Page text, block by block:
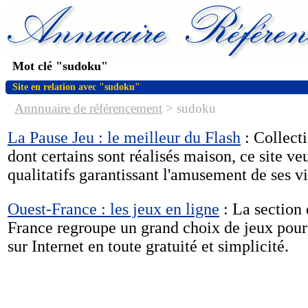
Mot clé "sudoku"
Site en relation avec "sudoku"
Annnuaire de référencement > sudoku
La Pause Jeu : le meilleur du Flash :
dont certains sont réalisés maison, ce site
qualitatifs garantissant l'amusement de ses
Ouest-France : les jeux en ligne : La section
France regroupe un grand choix de jeux
sur Internet en toute gratuité et simplicité.